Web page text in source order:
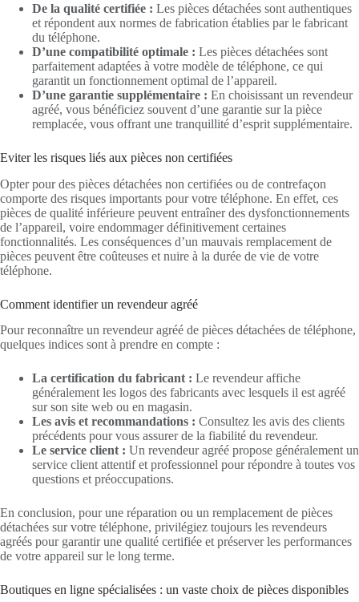
De la qualité certifiée : Les pièces détachées sont authentiques
et répondent aux normes de fabrication établies par le fabricant
du téléphone.
D’une compatibilité optimale : Les pièces détachées sont
parfaitement adaptées à votre modèle de téléphone, ce qui
garantit un fonctionnement optimal de l’appareil.
D’une garantie supplémentaire : En choisissant un revendeur
agréé, vous bénéficiez souvent d’une garantie sur la pièce
remplacée, vous offrant une tranquillité d’esprit supplémentaire.
Eviter les risques liés aux pièces non certifiées
Opter pour des pièces détachées non certifiées ou de contrefaçon
comporte des risques importants pour votre téléphone. En effet, ces
pièces de qualité inférieure peuvent entraîner des dysfonctionnements
de l’appareil, voire endommager définitivement certaines
fonctionnalités. Les conséquences d’un mauvais remplacement de
pièces peuvent être coûteuses et nuire à la durée de vie de votre
téléphone.
Comment identifier un revendeur agréé
Pour reconnaître un revendeur agréé de pièces détachées de téléphone,
quelques indices sont à prendre en compte :
La certification du fabricant : Le revendeur affiche
généralement les logos des fabricants avec lesquels il est agréé
sur son site web ou en magasin.
Les avis et recommandations : Consultez les avis des clients
précédents pour vous assurer de la fiabilité du revendeur.
Le service client : Un revendeur agréé propose généralement un
service client attentif et professionnel pour répondre à toutes vos
questions et préoccupations.
En conclusion, pour une réparation ou un remplacement de pièces
détachées sur votre téléphone, privilégiez toujours les revendeurs
agréés pour garantir une qualité certifiée et préserver les performances
de votre appareil sur le long terme.
Boutiques en ligne spécialisées : un vaste choix de pièces disponibles